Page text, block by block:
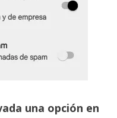
una opción en